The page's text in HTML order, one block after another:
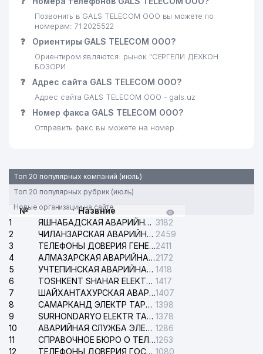
27
REAL ESTATE STRONG
28 TINCHLIK KABUTARI ТЧСЖ 285 м
29
ПАРИКМАХЕРСКОЕ
30 EVRIKA KREDIT ООО
33 AKMAL TA'MIR SERVIS ООО 333 м
34
STANDART PHARM BUSINESS
ООО
НОТАРИАЛЬНАЯ КОНТОРА №5
СЕРГЕЛИЙСКОГО РАЙОНА
HAPPY HOUSE SERVICE ООО
МЕХТИЕВ З.Б. ИндП
SHAXOB HIMOYA
АДВОКАТСКОЕ БЮРО
Позвонить в GALS TELECOM ООО вы можете по
номерам: 71 2025522
❓ Ориентиры GALS TELECOM ООО?
Ориентиром являются: рынок "СЕРГЕЛИ ДЕХКОН
БОЗОРИ
❓ Адрес сайта GALS TELECOM ООО?
Адрес сайта GALS TELECOM ООО - gals.uz
❓ Номер факса GALS TELECOM ООО?
Отправить факс вы можете на номер .
Топ 20 популярных компаний (июль)
Топ 20 популярных рубрик (июль)
Новые организации на сайте
№
Назвние
1
ЯШНАБАДСКАЯ АВАРИЙНАЯ СЛУЖБА ЭЛЕКТРОСЕТИ 3182
2
ЧИЛАНЗАРСКАЯ АВАРИЙНАЯ СЛУЖБА ЭЛЕКТРОСЕТИ 2459
3
ТЕЛЕФОНЫ ДОВЕРИЯ ГЕНЕРАЛЬНОЙ ПРОКУРАТУРЫ РЕСПУБЛИКИ УЗБЕКИСТАН2411
4
АЛМАЗАРСКАЯ АВАРИЙНАЯ СЛУЖБА ЭЛЕКТРОСЕТИ2172
5
УЧТЕПИНСКАЯ АВАРИЙНАЯ СЛУЖБА ЭЛЕКТРОСЕТИ 1418
6
TOSHKENT SHAHAR ELEKTR TARMOQLARI KORXONASI АО 1417
7
ШАЙХАНТАХУРСКАЯ АВАРИЙНАЯ СЛУЖБА ЭЛЕКТРОСЕТИ1407
8
САМАРКАНД ЭЛЕКТР ТАРМОКЛАРИ АО 1398
9
SURHONDARYO ELEKTR TARMOKLARI АО 1378
10
АВАРИЙНАЯ СЛУЖБА ЭЛЕКТРОСЕТИ ТАШКЕНТСКОГО РАЙОНА 1286
11
СПРАВОЧНОЕ БЮРО О ТЕЛЕФОНАХ ОРГАНИЗАЦИЙ г. ТАШКЕНТА1263
12
ТЕЛЕФОНЫ ДОВЕРИЯ ГОСУДАРСТВЕННОГО ЦЕНТРА ТЕСТИРОВАНИЯ 1080